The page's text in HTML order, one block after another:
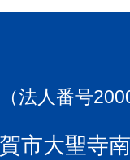
（法人番号
市大聖寺